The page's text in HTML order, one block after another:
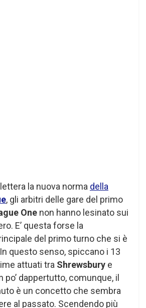
la nuova norma della
, gli arbitri delle gare del primo
One non hanno lesinato sui
E’ questa forse la
del primo turno che si è
questo senso, spiccano i 13
attuati tra Shrewsbury e
po’ dappertutto, comunque, il
è un concetto che sembra
al passato. Scendendo più